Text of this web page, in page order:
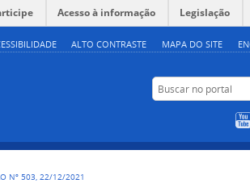
ALTO CONTRASTE MAPA DO SITE
Acesso à informação Legislação
Buscar no portal
Nº 503, 22/12/2021